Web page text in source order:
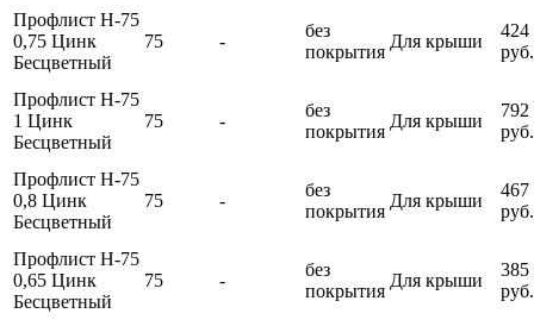
Профлист Н-75
0,75 Цинк
Бесцветный
75 -
без
покрытия
Для крыши
424
руб.
Профлист Н-75
1 Цинк
Бесцветный
75 -
без
покрытия
Для крыши
792
руб.
Профлист Н-75
0,8 Цинк
Бесцветный
75 -
без
покрытия
Для крыши
467
руб.
Профлист Н-75
0,65 Цинк
Бесцветный
75 -
без
покрытия
Для крыши
385
руб.